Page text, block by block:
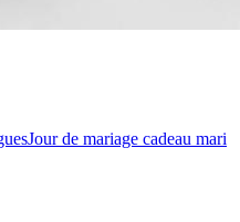
Jour de mariage cadeau mari